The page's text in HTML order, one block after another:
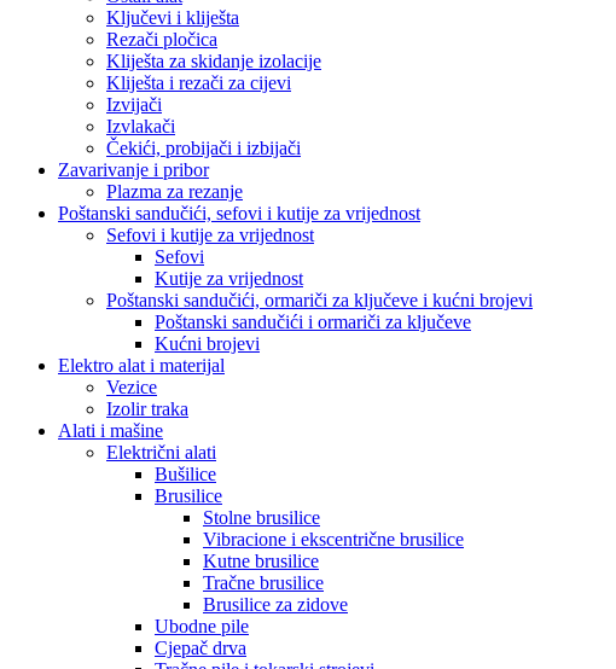
Ključevi i kliješta
Rezači pločica
Kliješta za skidanje izolacije
Kliješta i rezači za cijevi
Izvijači
Izvlakači
Čekići, probijači i izbijači
Zavarivanje i pribor
Plazma za rezanje
Poštanski sandučići, sefovi i kutije za vrijednost
Sefovi i kutije za vrijednost
Sefovi
Kutije za vrijednost
Poštanski sandučići, ormariči za ključeve i kućni brojevi
Poštanski sandučići i ormariči za ključeve
Kućni brojevi
Elektro alat i materijal
Vezice
Izolir traka
Alati i mašine
Električni alati
Bušilice
Brusilice
Stolne brusilice
Vibracione i ekscentrične brusilice
Kutne brusilice
Tračne brusilice
Brusilice za zidove
Ubodne pile
Cjepač drva